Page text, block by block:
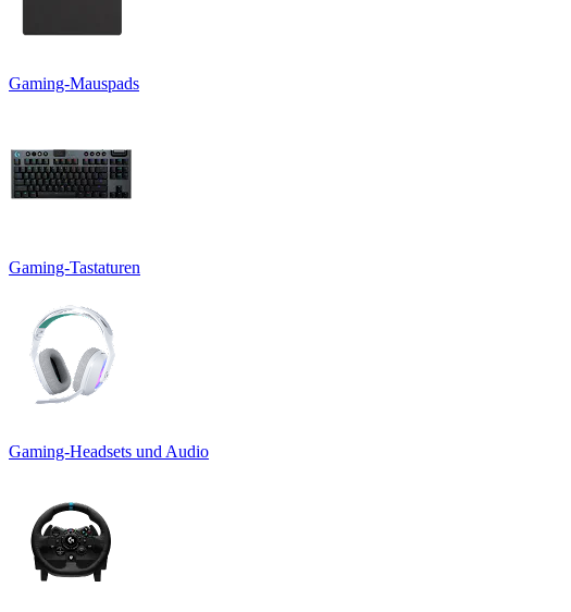
Gaming-Mauspads
Gaming-Tastaturen
Gaming-Headsets und Audio